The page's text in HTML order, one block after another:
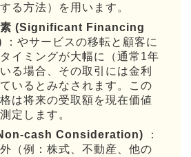
る方法）を用います。
素 (Significant Financing
：やサービスの移転と顧客に
イミングが大幅に（通常1年
る場合、その取引には金利
いるとみなされます。この
は将来の受取額を現在価値
定します。
cash Consideration) ：
（例：株式、不動産、他の